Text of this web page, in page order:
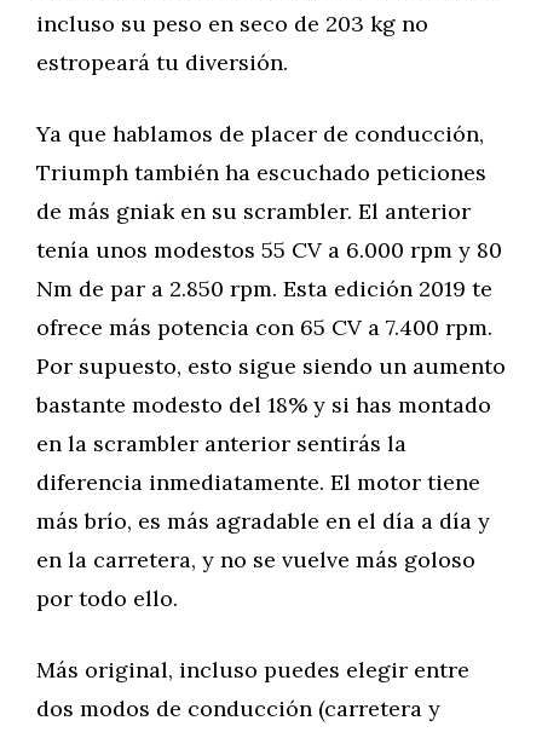
incluso su peso en seco de 203 kg no
estropeará tu diversión.
Ya que hablamos de placer de conducción,
Triumph también ha escuchado peticiones
de más gniak en su scrambler. El anterior
tenía unos modestos 55 CV a 6.000 rpm y 80
Nm de par a 2.850 rpm. Esta edición 2019 te
ofrece más potencia con 65 CV a 7.400 rpm.
Por supuesto, esto sigue siendo un aumento
bastante modesto del 18% y si has montado
en la scrambler anterior sentirás la
diferencia inmediatamente. El motor tiene
más brío, es más agradable en el día a día y
en la carretera, y no se vuelve más goloso
por todo ello.
Más original, incluso puedes elegir entre
dos modos de conducción (carretera y